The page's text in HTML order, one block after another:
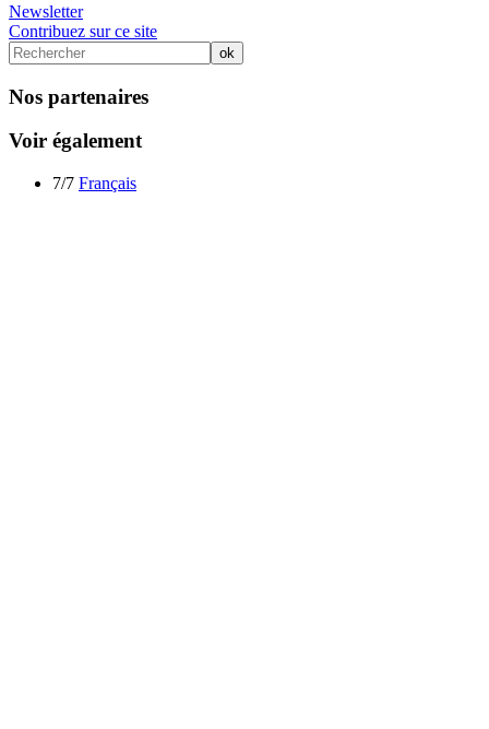
Newsletter
Contribuez sur ce site
Nos partenaires
Voir également
7/7 Français